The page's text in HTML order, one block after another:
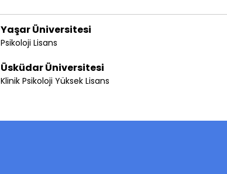
Yaşar Üniversitesi
Psikoloji Lisans
Üsküdar Üniversitesi
Klinik Psikoloji Yüksek Lisans